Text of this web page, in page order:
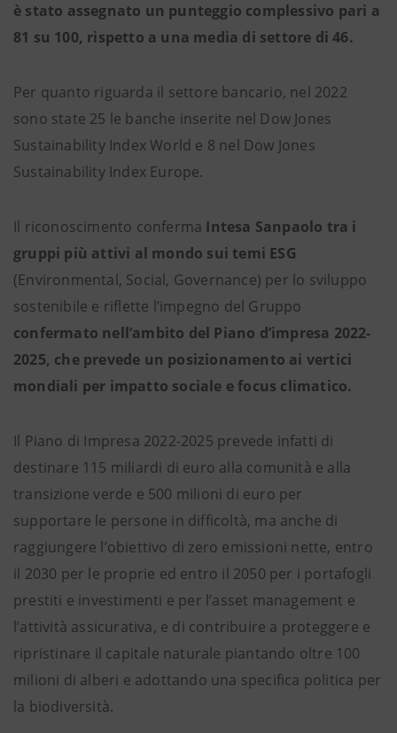
è stato assegnato un punteggio complessivo pari a
81 su 100, rispetto a una media di settore di 46.
Per quanto riguarda il settore bancario, nel 2022
sono state 25 le banche inserite nel Dow Jones
Sustainability Index World e 8 nel Dow Jones
Sustainability Index Europe.
Il riconoscimento conferma Intesa Sanpaolo tra i
gruppi più attivi al mondo sui temi ESG
(Environmental, Social, Governance) per lo sviluppo
sostenibile e riflette l’impegno del Gruppo
confermato nell’ambito del Piano d’impresa 2022-
2025, che prevede un posizionamento ai vertici
mondiali per impatto sociale e focus climatico.
Il Piano di Impresa 2022-2025 prevede infatti di
destinare 115 miliardi di euro alla comunità e alla
transizione verde e 500 milioni di euro per
supportare le persone in difficoltà, ma anche di
raggiungere l’obiettivo di zero emissioni nette, entro
il 2030 per le proprie ed entro il 2050 per i portafogli
prestiti e investimenti e per l’asset management e
l’attività assicurativa, e di contribuire a proteggere e
ripristinare il capitale naturale piantando oltre 100
milioni di alberi e adottando una specifica politica per
la biodiversità.